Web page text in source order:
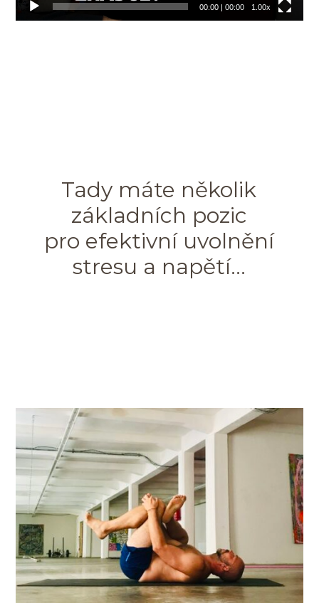
00:00| 00:00 1.00x
Tady máte několik
základních pozic
pro efektivní uvolnění
stresu a napětí...